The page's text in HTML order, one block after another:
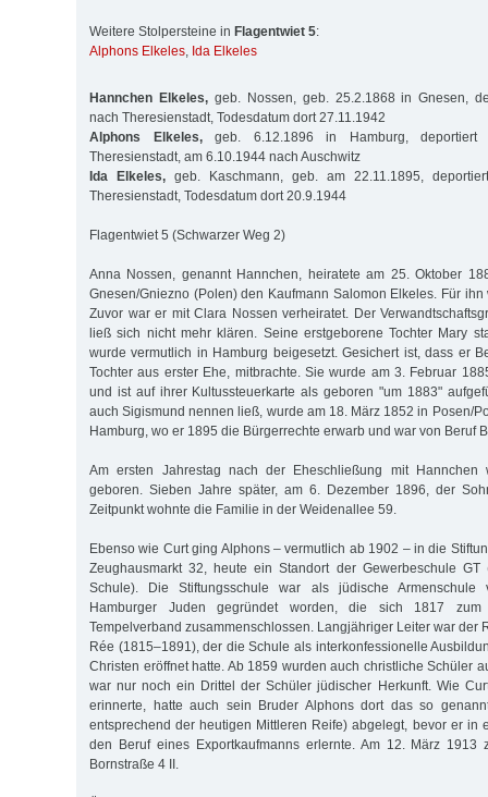
Weitere Stolpersteine in Flagentwiet 5:
Alphons Elkeles, Ida Elkeles
Hannchen Elkeles,geb. Nossen, geb. 25.2.1868 in Gnesen,
nach Theresienstadt, Todesdatum dort 27.11.1942
Alphons Elkeles,geb. 6.12.1896 in Hamburg, deportiert
Theresienstadt, am 6.10.1944 nach Auschwitz
Ida Elkeles, geb. Kaschmann, geb. am 22.11.1895,
Theresienstadt, Todesdatum dort 20.9.1944
Flagentwiet 5 (Schwarzer Weg 2)
Anna Nossen, genannt Hannchen, heiratete am 25. Oktober
Gnesen/Gniezno (Polen) den Kaufmann Salomon Elkeles. Für
Zuvor war er mit Clara Nossen verheiratet. Der
ließ sich nicht mehr klären. Seine erstgeborene Tochter Mary
wurde vermutlich in Hamburg beigesetzt. Gesichert ist, dass er
Tochter aus erster Ehe, mitbrachte. Sie wurde am 3. Februar
und ist auf ihrer Kultussteuerkarte als geboren "um 1883"
auch Sigismund nennen ließ, wurde am 18. März 1852 in Posen/
Hamburg, wo er 1895 die Bürgerrechte erwarb und war von Beruf
Am ersten Jahrestag nach der Eheschließung mit
geboren. Sieben Jahre später, am 6. Dezember 1896, der
Zeitpunkt wohnte die Familie in der Weidenallee 59.
Ebenso wie Curt ging Alphons – vermutlich ab 1902 – in die
Zeughausmarkt 32, heute ein Standort der Gewerbeschule GT
Schule). Die Stiftungsschule war als jüdische Armenschule
Hamburger Juden ge­gründet worden, die sich 1817 zum
Tempelverband zusammenschlossen. Langjähriger Leiter war der
Rée (1815–1891), der die Schule als interkonfessionelle
Christen eröffnet hatte. Ab 1859 wurden auch christliche Schüler
war nur noch ein Drittel der Schüler jüdischer Herkunft. Wie
erinnerte, hatte auch sein Bruder Alphons dort das so
entsprechend der heutigen Mittleren Reife) abgelegt, bevor er in
den Beruf eines Exportkaufmanns erlernte. Am 12. März
Bornstraße 4 II.